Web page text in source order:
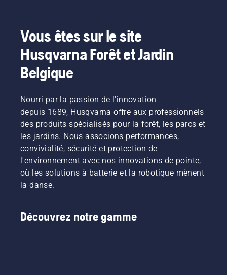
en
automne.
Ils vous
à faire
en sorte
pelouse
soit
parfaite
l'année
suivante.
vous
mettre
dans le
par
assurer
qu'elle
est dans
le
meilleur
lorsque
l'herbe
repoussera.
Pour
mettre
dans le
bain,
commencez
nos
commencez
consulter
conseils
tout au
long de
la saison
pour que
votre
pelouse
reste
saine et
qualité
inégale.
Vous êtes sur le site
Husqvarna Forêt et Jardin
Belgique
Nourri par la passion de l'innovation
depuis 1689, Husqvarna offre aux professionnels
des produits spécialisés pour la forêt, les parcs et
les jardins. Nous associons performances,
convivialité, sécurité et protection de
l'environnement avec nos innovations de pointe,
où les solutions à batterie et la robotique mènent
la danse.
Découvrez notre gamme